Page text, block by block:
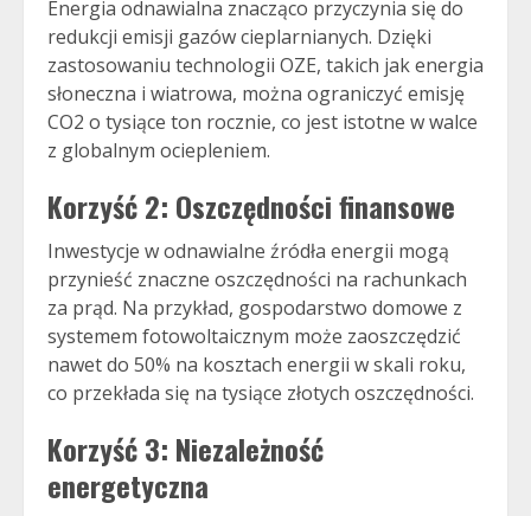
Energia odnawialna znacząco przyczynia się do
redukcji emisji gazów cieplarnianych. Dzięki
zastosowaniu technologii OZE, takich jak energia
słoneczna i wiatrowa, można ograniczyć emisję
CO2 o tysiące ton rocznie, co jest istotne w walce
z globalnym ociepleniem.
Korzyść 2: Oszczędności finansowe
Inwestycje w odnawialne źródła energii mogą
przynieść znaczne oszczędności na rachunkach
za prąd. Na przykład, gospodarstwo domowe z
systemem fotowoltaicznym może zaoszczędzić
nawet do 50% na kosztach energii w skali roku,
co przekłada się na tysiące złotych oszczędności.
Korzyść 3: Niezależność
energetyczna